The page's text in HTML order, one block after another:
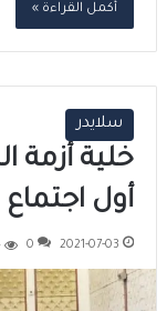
أكمل القراءة »
سلايدر
خلية أزمة
أول
2021-07-03
0